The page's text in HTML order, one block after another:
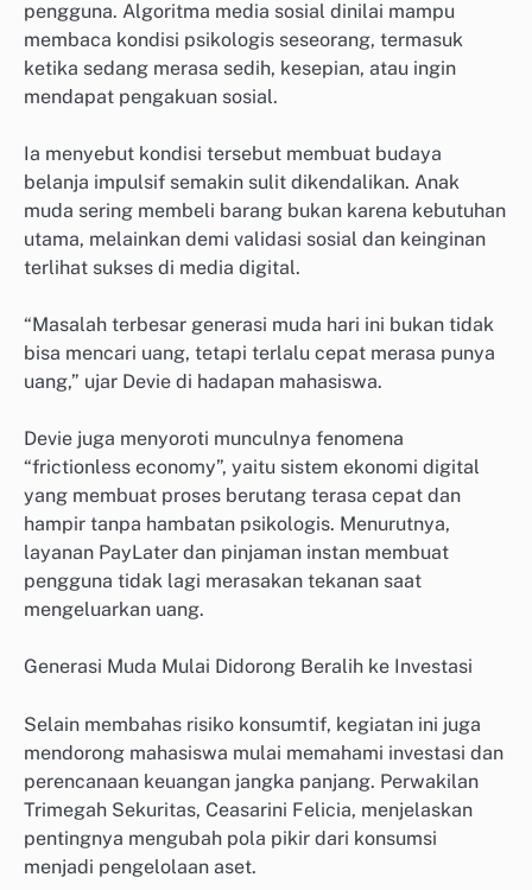
pengguna. Algoritma media sosial dinilai mampu
membaca kondisi psikologis seseorang, termasuk
ketika sedang merasa sedih, kesepian, atau ingin
mendapat pengakuan sosial.
Ia menyebut kondisi tersebut membuat budaya
belanja impulsif semakin sulit dikendalikan. Anak
muda sering membeli barang bukan karena kebutuhan
utama, melainkan demi validasi sosial dan keinginan
terlihat sukses di media digital.
“Masalah terbesar generasi muda hari ini bukan tidak
bisa mencari uang, tetapi terlalu cepat merasa punya
uang,” ujar Devie di hadapan mahasiswa.
Devie juga menyoroti munculnya fenomena
“frictionless economy”, yaitu sistem ekonomi digital
yang membuat proses berutang terasa cepat dan
hampir tanpa hambatan psikologis. Menurutnya,
layanan PayLater dan pinjaman instan membuat
pengguna tidak lagi merasakan tekanan saat
mengeluarkan uang.
Generasi Muda Mulai Didorong Beralih ke Investasi
Selain membahas risiko konsumtif, kegiatan ini juga
mendorong mahasiswa mulai memahami investasi dan
perencanaan keuangan jangka panjang. Perwakilan
Trimegah Sekuritas, Ceasarini Felicia, menjelaskan
pentingnya mengubah pola pikir dari konsumsi
menjadi pengelolaan aset.